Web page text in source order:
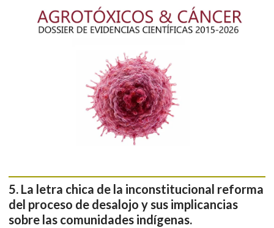
La letra chica de la inconstitucional reforma
del proceso de desalojo y sus implicancias
sobre las comunidades indígenas.